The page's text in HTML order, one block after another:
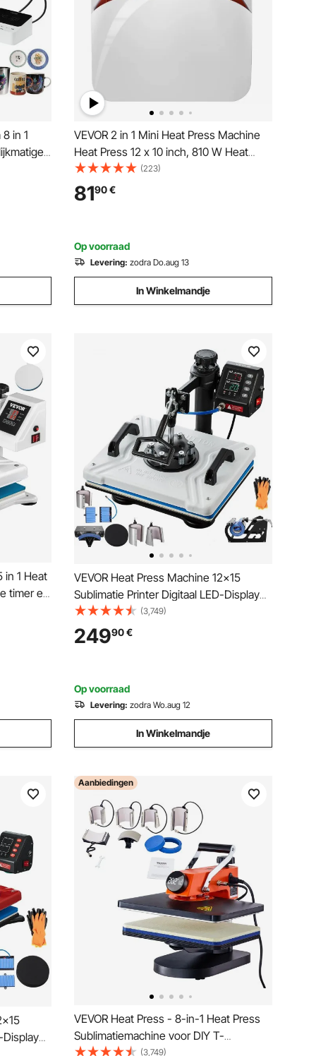
in 1
T-
VEVOR 2 in 1 Mini Heat Press Machine
Heat Press 12 x 10 inch, 810 W Heat
Transfer T-shirts, onderzetters,
kussens, DIY Kleine Heat Press Transfer
Press Plotter Drukpersen, Shirt Press
(223)
8190€
Op voorraad
Levering: zodra Do.aug 13
In Winkelmandje
in 1 Heat
timer en
witte
T-
VEVOR Heat Press Machine 12x15
Sublimatie Printer Digitaal LED-Display
Transferpers 10 in 1 Wit Hittepers met
Benodigde Accessoires voor Verstrekt
Afbeeldingen op T-
(3,749)
24990€
Op voorraad
Levering: zodra Wo.aug 12
In Winkelmandje
Display
Aanbiedingen
VEVOR Heat Press - 8-in-1 Heat Press
Sublimatiemachine voor DIY T-
shirts/hoeden/mokken/
(3,749)